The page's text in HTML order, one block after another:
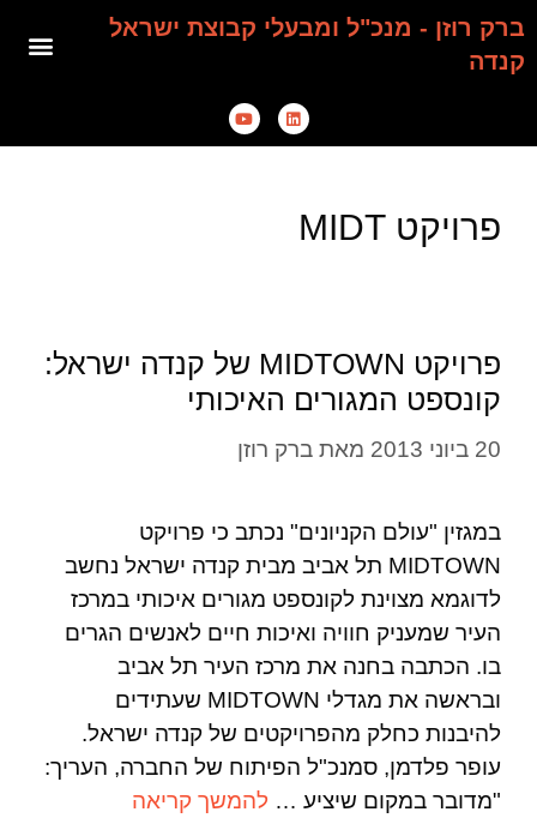
ברק רוזן - מנכ"ל ומבעלי קבוצת ישראל
קנדה
פרויקט MIDT
פרויקט MIDTOWN של קנדה ישראל:
קונספט המגורים האיכותי
20 ביוני 2013 מאת ברק רוזן
במגזין "עולם הקניונים" נכתב כי פרויקט
MIDTOWN תל אביב מבית קנדה ישראל נחשב
לדוגמא מצוינת לקונספט מגורים איכותי במרכז
העיר שמעניק חוויה ואיכות חיים לאנשים הגרים
בו. הכתבה בחנה את מרכז העיר תל אביב
ובראשה את מגדלי MIDTOWN שעתידים
להיבנות כחלק מהפרויקטים של קנדה ישראל.
עופר פלדמן, סמנכ"ל הפיתוח של החברה, העריך:
"מדובר במקום שיציע … להמשך קריאה